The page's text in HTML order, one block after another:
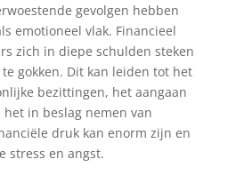
gevolgen hebben
emotioneel vlak. Financieel
zich in diepe schulden steken
gokken. Dit kan leiden tot het
bezittingen, het aangaan
in beslag nemen van
druk kan enorm zijn en
stress en angst.